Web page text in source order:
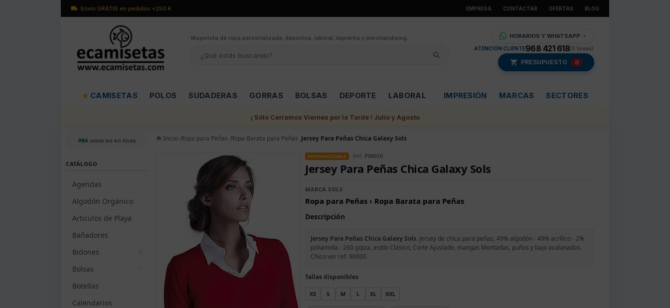
Envío GRATIS en pedidos +250 € EMPRESA CONTACTAR OFERTAS BLOG
Mayorísta de ropa personalizada, deportiva, laboral, imprenta y merchandising. HORARIOS Y WHATSAPP ▼
ATENCIÓN CLIENTE968 421 618(5 líneas)
PRESUPUESTO 0
CAMISETAS POLOS SUDADERAS GORRAS BOLSAS DEPORTE LABORAL IMPRESIÓN MARCAS SECTORES
¡ Sólo Cerramos Viernes por la Tarde ! Julio y Agosto
84 usuarios en línea
CATÁLOGO
Agendas
Algodón Orgánico
Articulos de Playa
Bañadores
Bidones
Bolsas
Botellas
Calendarios
Inicio Ropa para Peñas Ropa Barata para Peñas Jersey Para Peñas Chica Galaxy Sols
PERSONALIZABLE Ref. P90010
Jersey Para Peñas Chica Galaxy Sols
MARCA SOLS
Ropa para Peñas › Ropa Barata para Peñas
Descripción
Jersey Para Peñas Chica Galaxy Sols. Jersey de chica para peñas, 49% algodón - 49% acrílico - 2%
poliamida - 260 g/pza, estilo Clásico, Corte Ajustado, mangas Montadas, puños y bajo acalanados.
Chico ver ref. 90000
Tallas disponibles
XS S M L XL XXL